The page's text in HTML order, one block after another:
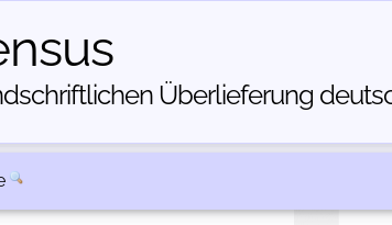
Über­lieferung